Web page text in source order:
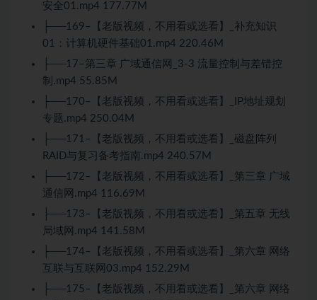
安全01.mp4 177.77M
├──169–【老版视频，不用看或选看】_补充知识
01：计算机硬件基础01.mp4 220.46M
├──17–第三章 广域通信网_3-3 流量控制与差错控
制.mp4 55.85M
├──170–【老版视频，不用看或选看】_IP地址规划
专题.mp4 250.04M
├──171–【老版视频，不用看或选看】_磁盘阵列
RAID与复习备考指南.mp4 240.57M
├──172–【老版视频，不用看或选看】_第三章 广域
通信网.mp4 116.69M
├──173–【老版视频，不用看或选看】_第五章 无线
局域网.mp4 141.58M
├──174–【老版视频，不用看或选看】_第六章 网络
互联与互联网03.mp4 152.29M
├──175–【老版视频，不用看或选看】_第六章 网络